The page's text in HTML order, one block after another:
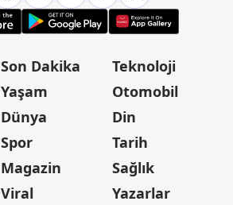
Son Dakika
Yaşam
Dünya
Spor
Magazin
Viral
Teknoloji
Otomobil
Din
Tarih
Sağlık
Yazarlar